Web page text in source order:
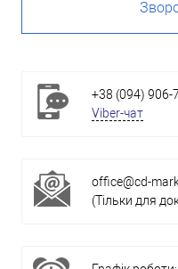
+38 (094) 906-
Viber-чат
office@cd-
(Тільки для